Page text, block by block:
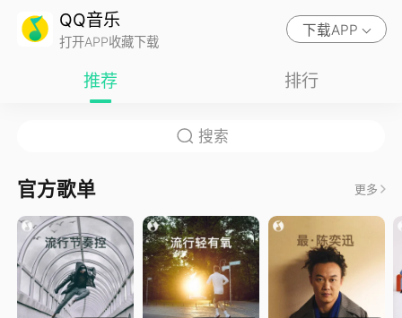
QQ音乐
打开APP收藏下载
下载APP
推荐 排行
官方歌单 更多